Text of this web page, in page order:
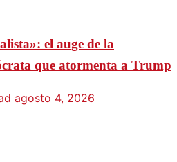
el auge de la
que atormenta a Trump
agosto 4, 2026